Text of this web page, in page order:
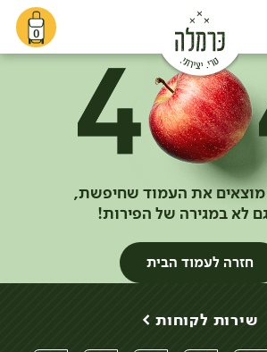
0
מוצאים את העמוד שחיפשת,
לא במגירה של הפירות!
חזרה לעמוד הבית
שירות לקוחות >